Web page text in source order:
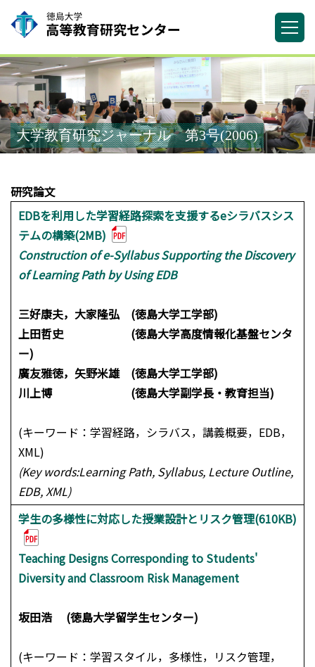
大学教育研究ジャーナル 第3号(2006)
研究論文
EDBを利用した学習経路探索を支援するeシラバスシス
テムの構築(2MB)
Construction of e-Syllabus Supporting the Discovery
of Learning Path by Using EDB
三好康夫，大家隆弘 (徳島大学工学部)
上田哲史 (徳島大学高度情報化基盤センタ
ー)
廣友雅徳，矢野米雄 (徳島大学工学部)
川上博 (徳島大学副学長・教育担当)
(キーワード：学習経路，シラバス，講義概要，EDB，
XML)
(Key words:Learning Path, Syllabus, Lecture Outline,
EDB, XML)
学生の多様性に対応した授業設計とリスク管理(610KB)
Teaching Designs Corresponding to Students'
Diversity and Classroom Risk Management
坂田浩 (徳島大学留学生センター)
(キーワード：学習スタイル，多様性，リスク管理，